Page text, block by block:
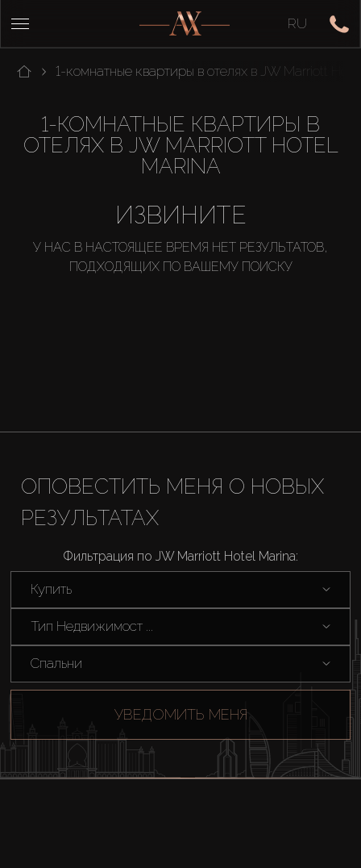
RU
1-комнатные квартиры в отелях в JW Marriott
1-КОМНАТНЫЕ КВАРТИРЫ В
ОТЕЛЯХ В JW MARRIOTT HOTEL
MARINA
ИЗВИНИТЕ
У НАС В НАСТОЯЩЕЕ ВРЕМЯ НЕТ РЕЗУЛЬТАТОВ,
ПОДХОДЯЩИХ ПО ВАШЕМУ ПОИСКУ
ОПОВЕСТИТЬ МЕНЯ О НОВЫХ
РЕЗУЛЬТАТАХ
Фильтрация по JW Marriott Hotel Marina:
Купить
Тип Недвижимост ...
Спальни
УВЕДОМИТЬ МЕНЯ